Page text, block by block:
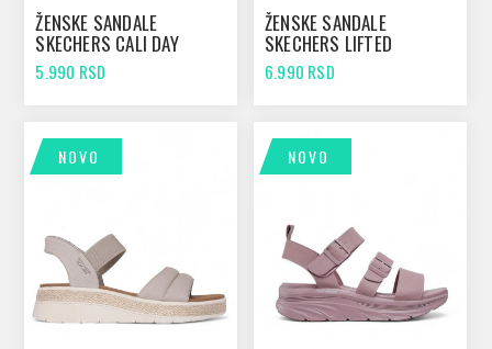
ŽENSKE SANDALE
SKECHERS CALI DAY
OFFWHITE
5.990 RSD
ŽENSKE SANDALE
SKECHERS LIFTED
COMFORT TAUPE
6.990 RSD
NOVO NOVO